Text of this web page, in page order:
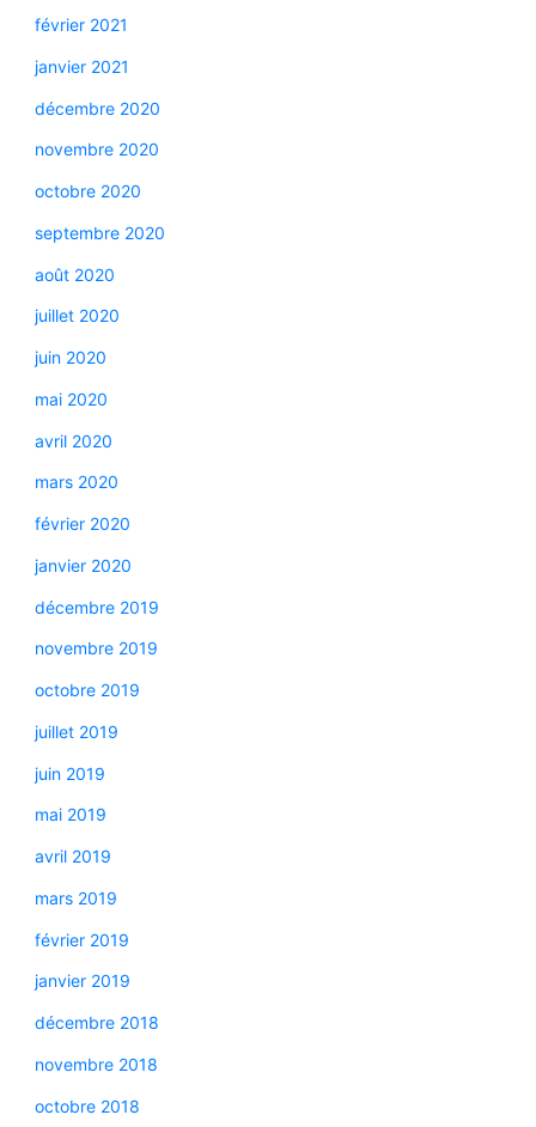
février 2021
janvier 2021
décembre 2020
novembre 2020
octobre 2020
septembre 2020
août 2020
juillet 2020
juin 2020
mai 2020
avril 2020
mars 2020
février 2020
janvier 2020
décembre 2019
novembre 2019
octobre 2019
juillet 2019
juin 2019
mai 2019
avril 2019
mars 2019
février 2019
janvier 2019
décembre 2018
novembre 2018
octobre 2018